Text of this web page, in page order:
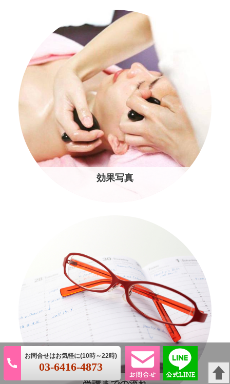
03-6416-4873
効果写真